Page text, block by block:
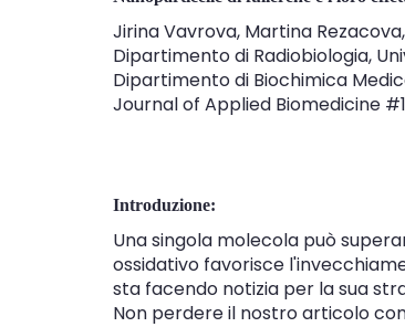
Jirina Vavrova, Martina
Dipartimento di Radiobiologia,
Dipartimento di Biochimica
Journal of Applied Biomedicine
Introduzione:
Una singola molecola può
ossidativo favorisce
sta facendo notizia per la sua
Non perdere il nostro articolo